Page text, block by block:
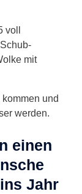
voll
mit
und
werden.
einen
Jahr